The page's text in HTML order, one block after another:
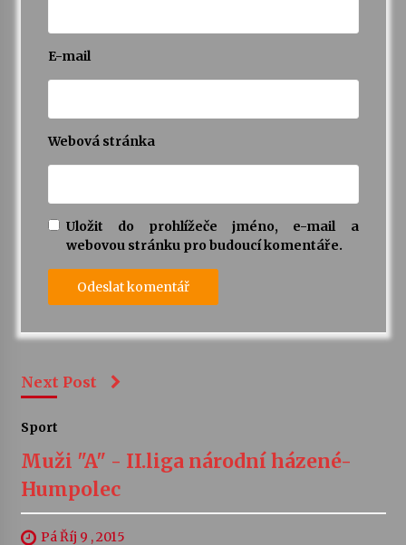
E-mail
Webová stránka
Uložit do prohlížeče jméno, e-mail a
webovou stránku pro budoucí komentáře.
Next Post
Sport
Muži "A" - II.liga národní házené-
Humpolec
Pá Říj 9 , 2015